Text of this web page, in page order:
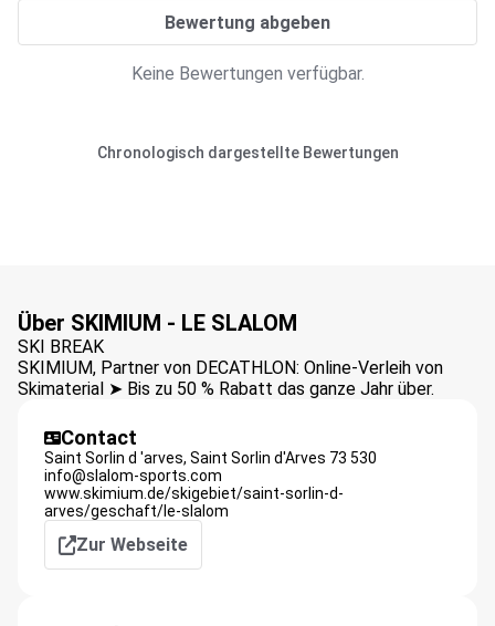
Bewertung abgeben
Keine Bewertungen verfügbar.
Chronologisch dargestellte Bewertungen
Über SKIMIUM - LE SLALOM
SKI BREAK
SKIMIUM, Partner von DECATHLON: Online-Verleih von
Skimaterial ➤ Bis zu 50 % Rabatt das ganze Jahr über.
Contact
Saint Sorlin d 'arves, Saint Sorlin d'Arves 73 530
info@slalom-sports.com
www.skimium.de/skigebiet/saint-sorlin-d-
arves/geschaft/le-slalom
Zur Webseite